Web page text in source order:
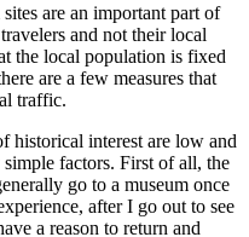
are an important part of
and not their local
the local population is fixed
are a few measures that
traffic.
historical interest are low and
factors. First of all, the
go to a museum once
after I go out to see
a reason to return and